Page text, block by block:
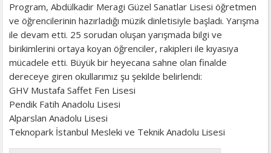
Program, Abdülkadir Meragi Güzel Sanatlar Lisesi öğretmen
ve öğrencilerinin hazırladığı müzik dinletisiyle başladı. Yarışma
ile devam etti. 25 sorudan oluşan yarışmada bilgi ve
birikimlerini ortaya koyan öğrenciler, rakipleri ile kıyasıya
mücadele etti. Büyük bir heyecana sahne olan finalde
dereceye giren okullarımız şu şekilde belirlendi:
GHV Mustafa Saffet Fen Lisesi
Pendik Fatih Anadolu Lisesi
Alparslan Anadolu Lisesi
Teknopark İstanbul Mesleki ve Teknik Anadolu Lisesi